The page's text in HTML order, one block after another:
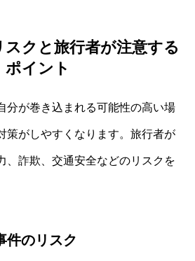
スクと旅行者が注意する
ポイント
分が巻き込まれる可能性の高い場
策がしやすくなります。旅行者が
、詐欺、交通安全などのリスクを
件のリスク